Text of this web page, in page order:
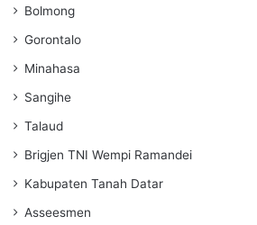
Bolmong
Gorontalo
Minahasa
Sangihe
Talaud
Brigjen TNI Wempi Ramandei
Kabupaten Tanah Datar
Asseesmen